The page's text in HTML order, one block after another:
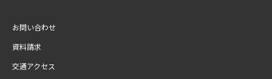
お問い合わせ
資料請求
交通アクセス